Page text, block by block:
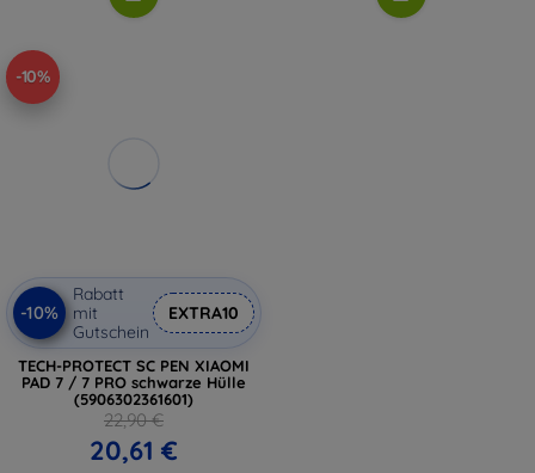
-10%
-10%
Rabatt
mit
Gutschein
EXTRA10
TECH-PROTECT SC PEN XIAOMI
PAD 7 / 7 PRO schwarze Hülle
(5906302361601)
22,90 €
20,61 €